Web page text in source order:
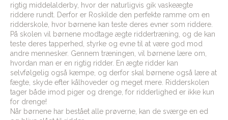
rigtig middelalderby, hvor der naturligvis gik vaskeægte
riddere rundt. Derfor er Roskilde den perfekte ramme om en
ridderskole, hvor børnene kan teste deres evner som riddere.
På skolen vil børnene modtage ægte riddertræning, og de kan
teste deres tapperhed, styrke og evne til at være god mod
andre mennesker. Gennem træningen, vil børnene lære om,
hvordan man er en rigtig ridder. En ægte ridder kan
selvfølgelig også kæmpe, og derfor skal børnene også lære at
fægte, skyde efter kålhoveder og meget mere. Ridderskolen
tager både imod piger og drenge, for ridderlighed er ikke kun
for drenge!
Når børnene har bestået alle prøverne, kan de sværge en ed